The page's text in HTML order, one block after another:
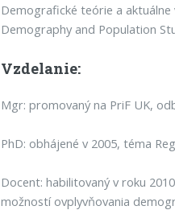
Demografické teórie a
Demography and Population
Vzdelanie:
Mgr: promovaný na PriF UK,
PhD: obhájené v 2005, téma
Docent: habilitovaný v roku
možností ovplyvňovania